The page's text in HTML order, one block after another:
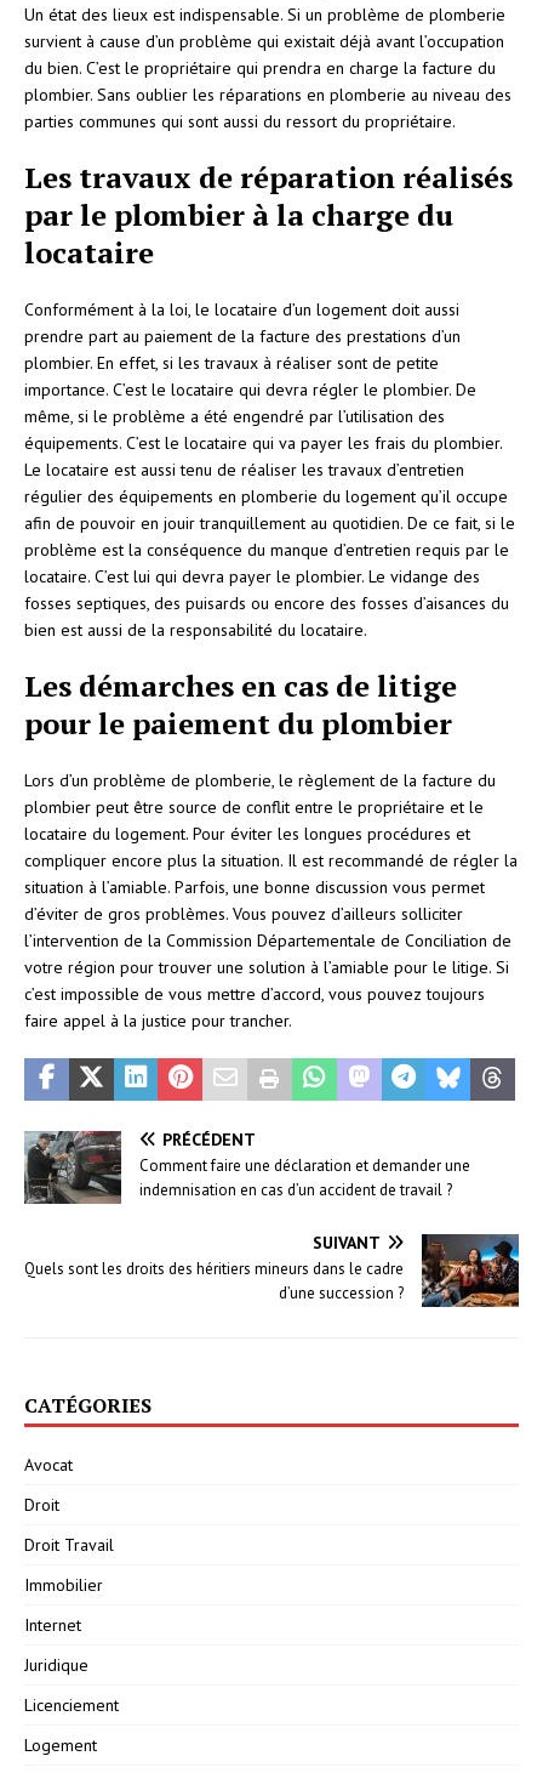
Un état des lieux est indispensable. Si un problème de plomberie
survient à cause d’un problème qui existait déjà avant l’occupation
du bien. C’est le propriétaire qui prendra en charge la facture du
plombier. Sans oublier les réparations en plomberie au niveau des
parties communes qui sont aussi du ressort du propriétaire.
Les travaux de réparation réalisés
par le plombier à la charge du
locataire
Conformément à la loi, le locataire d’un logement doit aussi
prendre part au paiement de la facture des prestations d’un
plombier. En effet, si les travaux à réaliser sont de petite
importance. C’est le locataire qui devra régler le plombier. De
même, si le problème a été engendré par l’utilisation des
équipements. C’est le locataire qui va payer les frais du plombier.
Le locataire est aussi tenu de réaliser les travaux d’entretien
régulier des équipements en plomberie du logement qu’il occupe
afin de pouvoir en jouir tranquillement au quotidien. De ce fait, si le
problème est la conséquence du manque d’entretien requis par le
locataire. C’est lui qui devra payer le plombier. Le vidange des
fosses septiques, des puisards ou encore des fosses d’aisances du
bien est aussi de la responsabilité du locataire.
Les démarches en cas de litige
pour le paiement du plombier
Lors d’un problème de plomberie, le règlement de la facture du
plombier peut être source de conflit entre le propriétaire et le
locataire du logement. Pour éviter les longues procédures et
compliquer encore plus la situation. Il est recommandé de régler la
situation à l’amiable. Parfois, une bonne discussion vous permet
d’éviter de gros problèmes. Vous pouvez d’ailleurs solliciter
l’intervention de la Commission Départementale de Conciliation de
votre région pour trouver une solution à l’amiable pour le litige. Si
c’est impossible de vous mettre d’accord, vous pouvez toujours
faire appel à la justice pour trancher.
PRÉCÉDENT
Comment faire une déclaration et demander une
indemnisation en cas d’un accident de travail ?
SUIVANT
Quels sont les droits des héritiers mineurs dans le cadre
d’une succession ?
CATÉGORIES
Avocat
Droit
Droit Travail
Immobilier
Internet
Juridique
Licenciement
Logement